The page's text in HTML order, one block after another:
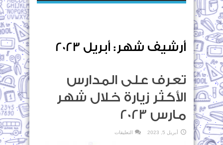
أرشيف شهر: أبريل 2023
تعرف على المدارس
الأكثر زيارة خلال شهر
مارس 2023
أبريل 5, 2023 التعليقات